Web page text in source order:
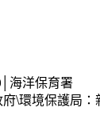
海洋保育署
\環境保護局